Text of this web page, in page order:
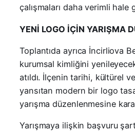
çalışmaları daha verimli hale
YENİ LOGO İÇİN YARIŞMA
Toplantıda ayrıca İncirliova
kurumsal kimliğini
atıldı. İlçenin tarihi, kültürel
yansıtan modern bir logo
yarışma düzenlenmesine
Yarışmaya ilişkin başvuru